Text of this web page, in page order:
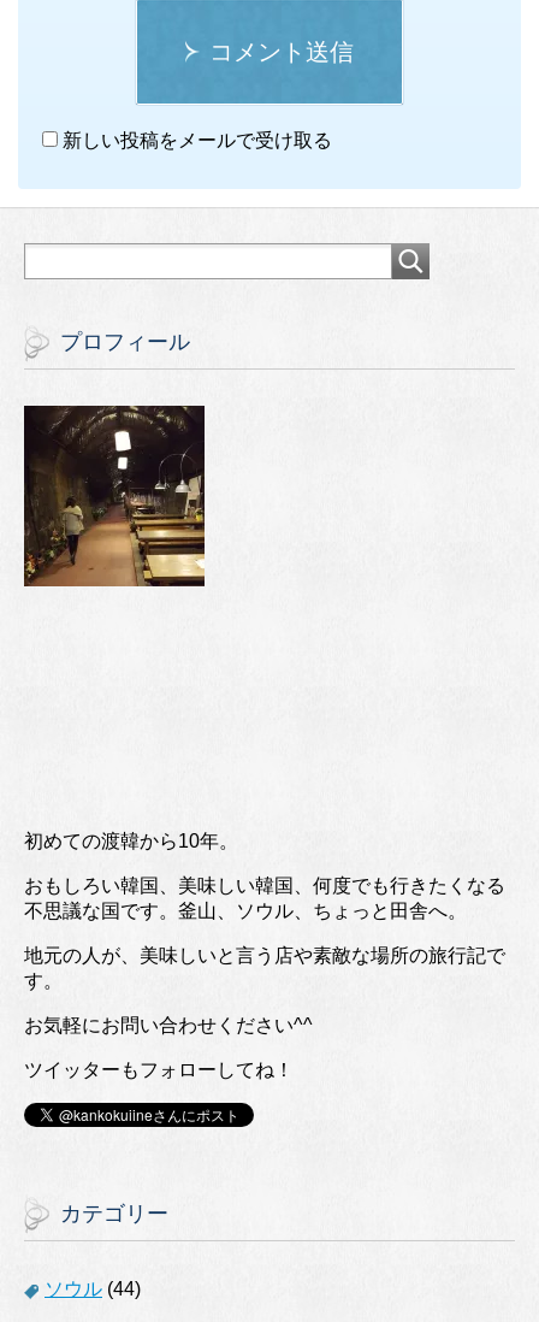
コメント送信
新しい投稿をメールで受け取る
プロフィール
初めての渡韓から10年。
おもしろい韓国、美味しい韓国、何度でも行きたくなる
不思議な国です。釜山、ソウル、ちょっと田舎へ。
地元の人が、美味しいと言う店や素敵な場所の旅行記で
す。
お気軽にお問い合わせください^^
ツイッターもフォローしてね！
カテゴリー
ソウル (44)